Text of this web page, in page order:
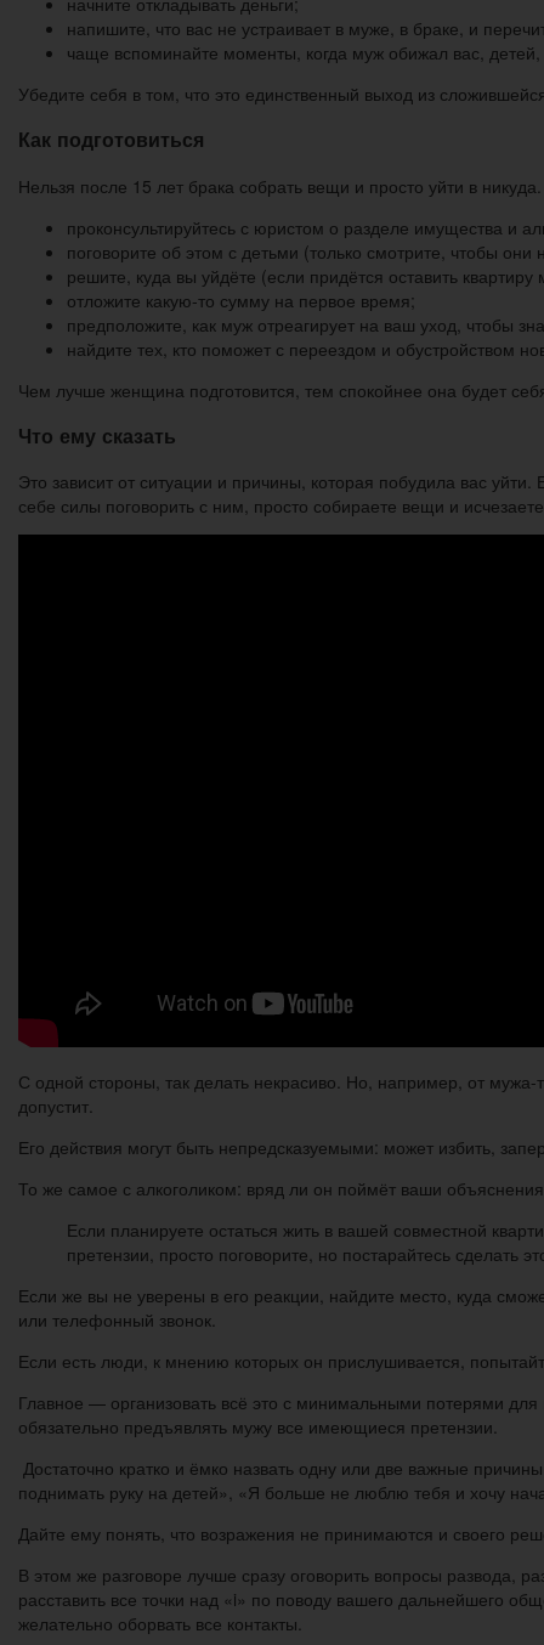
напишите, что вас не устраивает в муже, в браке, и
чаще вспоминайте моменты, когда муж обижал вас,
Убедите себя в том, что это единственный выход из
Как подготовиться
Нельзя после 15 лет брака собрать вещи и просто уйти в
проконсультируйтесь с юристом о разделе имущества и
поговорите об этом с детьми (только смотрите, чтобы
решите, куда вы уйдёте (если придётся оставить квартиру
отложите какую-то сумму на первое время;
предположите, как муж отреагирует на ваш уход, чтобы
найдите тех, кто поможет с переездом и обустройством
Чем лучше женщина подготовится, тем спокойнее она будет
Что ему сказать
Это зависит от ситуации и причины, которая побудила вас
себе силы поговорить с ним, просто собираете вещи и
С одной стороны, так делать некрасиво. Но, например, от
допустит.
Его действия могут быть непредсказуемыми: может избить,
То же самое с алкоголиком: вряд ли он поймёт ваши
Если планируете остаться жить в вашей совместной
претензии, просто поговорите, но постарайтесь сделать
Если же вы не уверены в его реакции, найдите место, куда
или телефонный звонок.
Если есть люди, к мнению которых он прислушивается,
Главное — организовать всё это с минимальными потерями
обязательно предъявлять мужу все имеющиеся претензии.
Достаточно кратко и ёмко назвать одну или две важные
поднимать руку на детей», «Я больше не люблю тебя и хочу
Дайте ему понять, что возражения не принимаются и своего
В этом же разговоре лучше сразу оговорить вопросы развода,
расставить все точки над «i» по поводу вашего дальнейшего
желательно оборвать все контакты.